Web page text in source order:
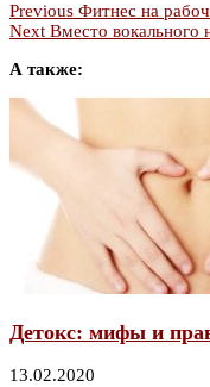
Previous Фитнес на
Next Вместо вокального
А также:
Детокс: мифы и
13.02.2020